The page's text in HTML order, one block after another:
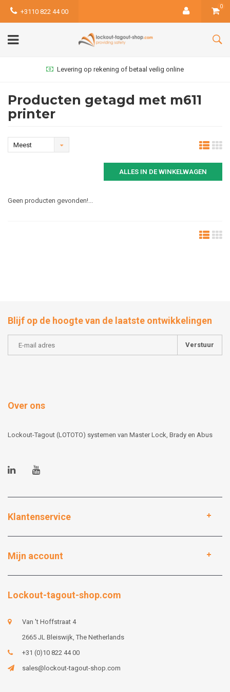
+3110 822 44 00
0
Levering op rekening of betaal veilig online
Producten getagd met m611
printer
Meest
ALLES IN DE WINKELWAGEN
Geen producten gevonden!...
Blijf op de hoogte van de laatste ontwikkelingen
Verstuur
Over ons
Lockout-Tagout (LOTOTO) systemen van Master Lock, Brady en Abus
Klantenservice
Mijn account
Lockout-tagout-shop.com
Van 't Hoffstraat 4
2665 JL Bleiswijk, The Netherlands
+31 (0)10 822 44 00
sales@lockout-tagout-shop.com